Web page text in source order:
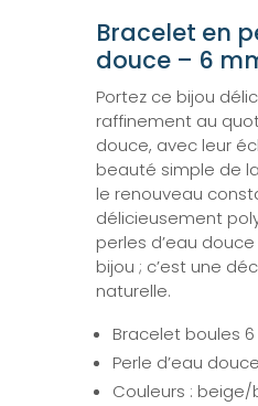
Bracelet en
douce – 6
Portez ce bijou
raffinement au
douce, avec leur
beauté simple de
le renouveau
délicieusement
perles d’eau
bijou ; c’est une
naturelle.
Bracelet boules
Perle d’eau
Couleurs :